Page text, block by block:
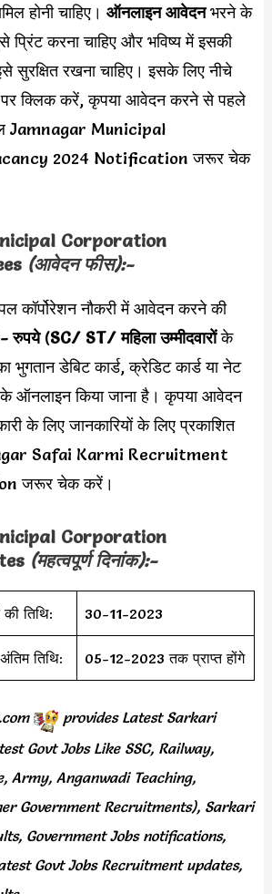
होनी चाहिए। ऑनलाइन आवेदनभरने के
प्रिंट करना चाहिए और भविष्य में इसकी
सुरक्षित रखना चाहिए। इसके लिए नीचे
क्लिक करें, कृपया आवेदन करने से पहले
Jamnagar Municipal
2024 Notification जरूर चेक
Corporation
(आवेदन फीस):-
कॉर्पोरेशन नौकरी में आवेदन करने की
रुपये(SC/ ST/ महिला उम्मीदवारोंके
भुगतान डेबिट कार्ड, क्रेडिट कार्ड या नेट
ऑनलाइन किया जाना है। कृपया आवेदन
के लिए जानकारियों के लिए प्रकाशित
Safai Karmi Recruitment
जरूर चेक करें।
Corporation
(महत्वपूर्ण दिनांक):-
तिथि: 30-11-2023
तिथि: 05-12-2023 तक प्राप्त होंगे
provides Latest Sarkari
Govt Jobs Like SSC, Railway,
Army, Anganwadi Teaching,
Government Recruitments), Sarkari
Government Jobs notifications,
Govt Jobs Recruitment updates,